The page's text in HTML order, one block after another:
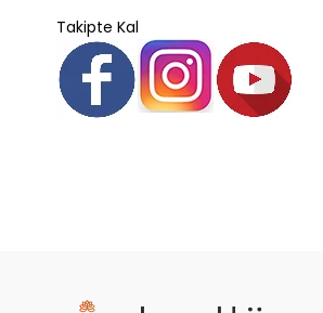
Takipte Kal